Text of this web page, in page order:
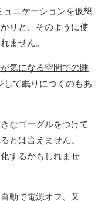
ュニケーションを仮想
りと、そのように使
ません。
気になる空間での睡
して眠りにつくのもあ
なゴーグルをつけて
とは言えません。
するかもしれませ
動で電源オフ、又